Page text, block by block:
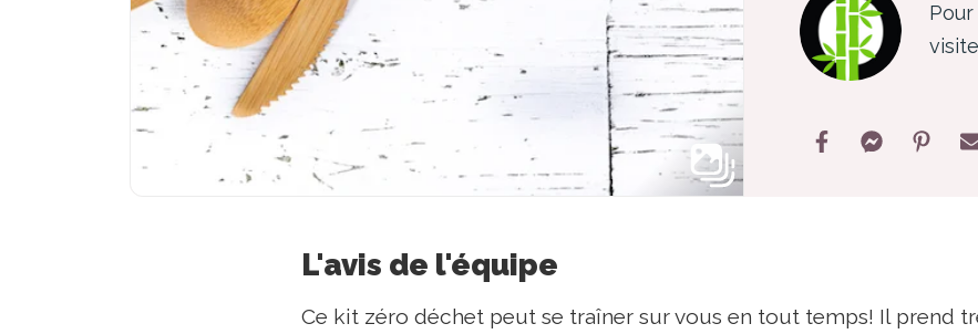
L'avis de l'équipe
Ce kit zéro déchet peut se traîner sur vous en tout temps! Il prend